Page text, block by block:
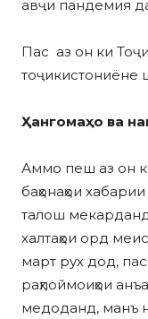
авҷи пандемия
Пас аз он ки
тоҷикистониёне
Ҳангомаҳо ва
Аммо пеш аз он
баҳонаҳои
талош
халтаҳои орд
март рух дод,
раҳпоймоиҳои
медоданд, манъ